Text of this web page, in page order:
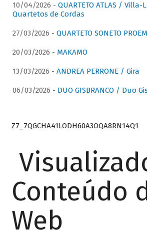
10/04/2026 - QUARTETO ATLAS / Villa-
Quartetos de Cordas
27/03/2026 - QUARTETO SONETO
20/03/2026 - MAKAMO
13/03/2026 - ANDREA PERRONE / Gira
06/03/2026 - DUO GISBRANCO / Duo
Z7_7QGCHA41LODH60A3OQA8RN14Q1
Conteúdo
Web